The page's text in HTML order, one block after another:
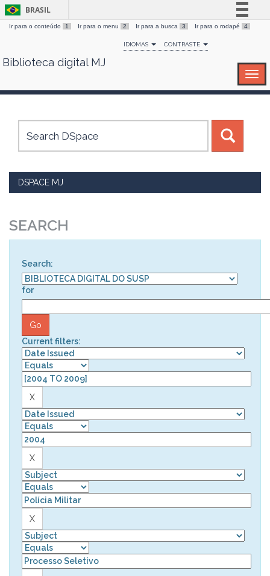
Skip
BRASIL
Simplifique!
Comunica BR
Canais
Ir para o conteúdo 1 Ir para o menu 2 Ir para a busca 3 Ir para o rodapé 4
IDIOMAS CONTRASTE
Biblioteca digital MJ
DSPACE MJ
SEARCH
Search:
for
Current filters: